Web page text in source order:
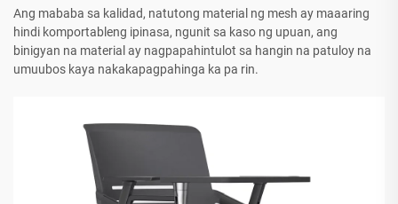
Ang mababa sa kalidad, natutong material ng mesh ay maaaring
hindi komportableng ipinasa, ngunit sa kaso ng upuan, ang
binigyan na material ay nagpapahintulot sa hangin na patuloy na
umuubos kaya nakakapagpahinga ka pa rin.